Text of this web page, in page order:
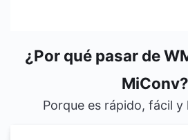
¿Por qué pasar de
MiConv?
Porque es rápido, fácil